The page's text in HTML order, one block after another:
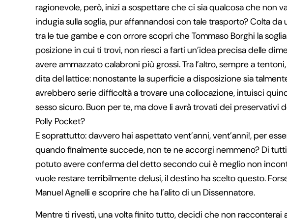
ragionevole, però, inizi a sospettare che ci sia qualcosa che non
indugia sulla soglia, pur affannandosi con tale trasporto? Colta
tra le tue gambe e con orrore scopri che Tommaso Borghi la
posizione in cui ti trovi, non riesci a farti un’idea precisa delle
avere ammazzato calabroni più grossi. Tra l’altro, sempre a
dita del lattice: nonostante la superficie a disposizione sia
avrebbero serie difficoltà a trovare una collocazione, intuisci
sesso sicuro. Buon per te, ma dove li avrà trovati dei preservativi
Polly Pocket?
E soprattutto: davvero hai aspettato vent’anni, vent’anni!, per
quando finalmente succede, non te ne accorgi nemmeno? Di
potuto avere conferma del detto secondo cui è meglio non
vuole restare terribilmente delusi, il destino ha scelto questo.
Manuel Agnelli e scoprire che ha l’alito di un Dissennatore.
Mentre ti rivesti, una volta finito tutto, decidi che non racconterai